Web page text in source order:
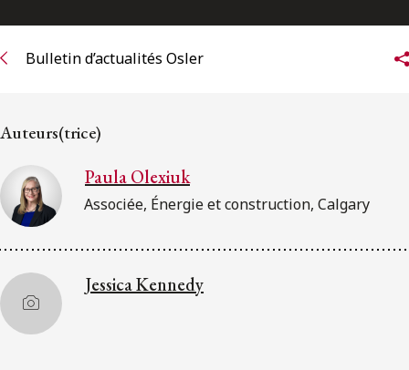
Bulletin d’actualités Osler
Auteurs(trice)
Paula Olexiuk
Associée, Énergie et construction, Calgary
Jessica Kennedy